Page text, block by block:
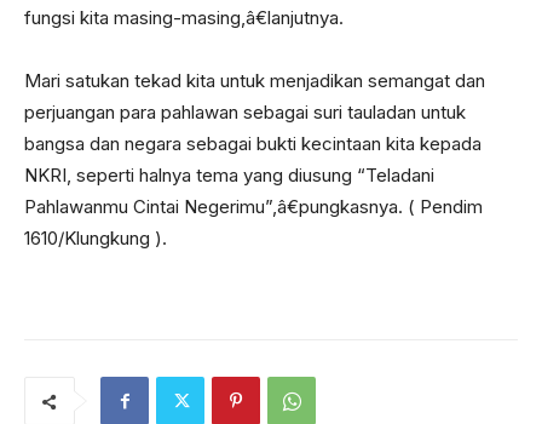
fungsi kita masing-masing,â€lanjutnya.
Mari satukan tekad kita untuk menjadikan semangat dan
perjuangan para pahlawan sebagai suri tauladan untuk
bangsa dan negara sebagai bukti kecintaan kita kepada
NKRI, seperti halnya tema yang diusung “Teladani
Pahlawanmu Cintai Negerimu”,â€pungkasnya. ( Pendim
1610/Klungkung ).